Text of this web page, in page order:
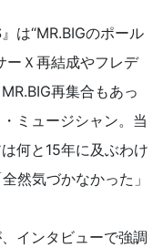
は“MR.BIGのポール
ーＸ再結成やフレデ
再集合もあっ
ミュージシャン。当
何と15年に及ぶわけ
然気づかなかった」
インタビューで強調